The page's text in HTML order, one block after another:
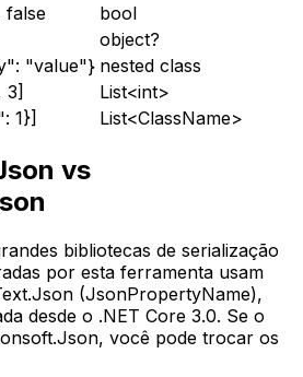
false
bool
object?
"value"} nested class
3]
List<int>
1}] List<ClassName>
vs
bibliotecas de serialização
por esta ferramenta usam
(JsonPropertyName),
desde o .NET Core 3.0. Se o
você pode trocar os